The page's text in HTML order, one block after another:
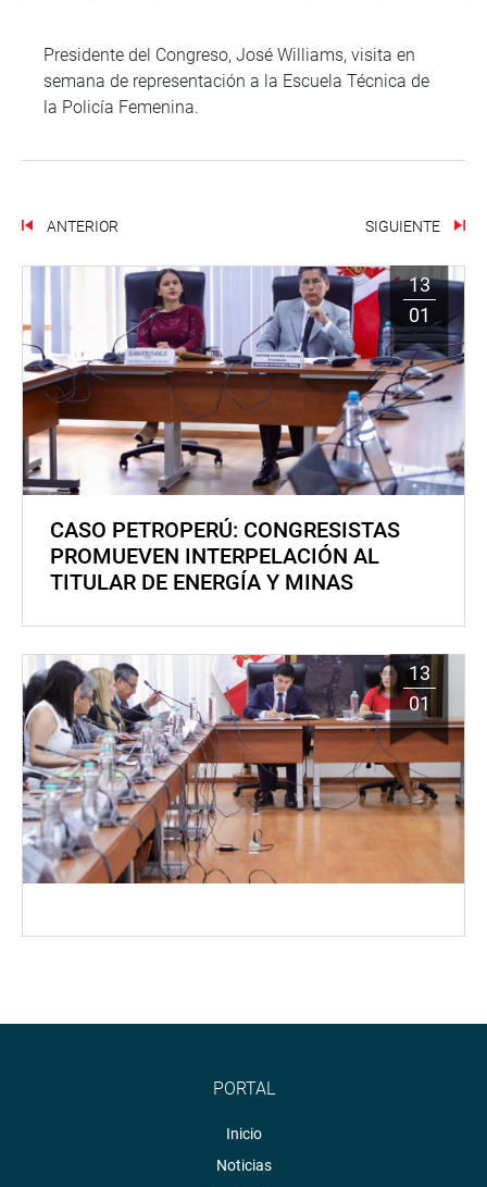
Presidente del Congreso, José Williams, visita en
semana de representación a la Escuela Técnica de
la Policía Femenina.
ANTERIOR SIGUIENTE
13
01
CASO PETROPERÚ: CONGRESISTAS
PROMUEVEN INTERPELACIÓN AL
TITULAR DE ENERGÍA Y MINAS
13
01
PORTAL
Inicio
Noticias